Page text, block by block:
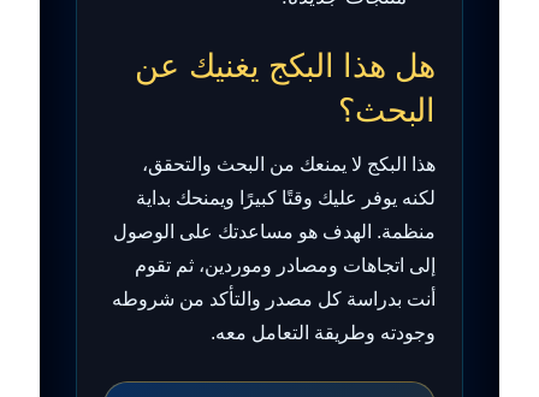
هل هذا البكج يغنيك عن
البحث؟
هذا البكج لا يمنعك من البحث والتحقق،
لكنه يوفر عليك وقتًا كبيرًا ويمنحك بداية
منظمة. الهدف هو مساعدتك على الوصول
إلى اتجاهات ومصادر وموردين، ثم تقوم
أنت بدراسة كل مصدر والتأكد من شروطه
وجودته وطريقة التعامل معه.